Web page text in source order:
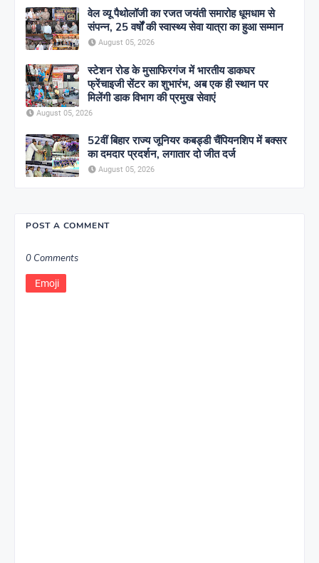
वेल व्यू पैथोलॉजी का रजत जयंती समारोह धूमधाम से
संपन्न, 25 वर्षों की स्वास्थ्य सेवा यात्रा का हुआ सम्मान
August 05, 2026
स्टेशन रोड के मुसाफिरगंज में भारतीय डाकघर
फ्रेंचाइजी सेंटर का शुभारंभ, अब एक ही स्थान पर
मिलेंगी डाक विभाग की प्रमुख सेवाएं
August 05, 2026
52वीं बिहार राज्य जूनियर कबड्डी चैंपियनशिप में बक्सर
का दमदार प्रदर्शन, लगातार दो जीत दर्ज
August 05, 2026
POST A COMMENT
0 Comments
Emoji